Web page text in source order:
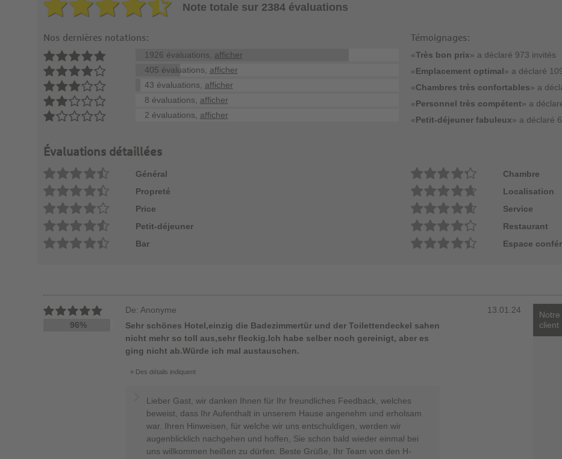
Note totale sur 2384 évaluations
Nos dernières notations:
1926 évaluations, afficher
405 évaluations, afficher
43 évaluations, afficher
8 évaluations, afficher
2 évaluations, afficher
Témoignages:
«Très bon prix» a déclaré 973 invités
«Emplacement optimal» a déclaré
«Chambres très confortables» a
«Personnel très compétent» a
«Petit-déjeuner fabuleux» a déclaré
Évaluations détaillées
Général
Chambre
Propreté
Localisation
Price
Service
Petit-déjeuner
Restaurant
Bar
Espace
96%
De: Anonyme
Sehr schönes Hotel,einzig die Badezimmertür und der Toilettendeckel sahen
nicht mehr so toll aus,sehr fleckig.Ich habe selber noch gereinigt, aber es
ging nicht ab.Würde ich mal austauschen.
Des détails indiquent
Lieber Gast, wir danken Ihnen für Ihr freundliches Feedback, welches
beweist, dass Ihr Aufenthalt in unserem Hause angenehm und erholsam
war. Ihren Hinweisen, für welche wir uns entschuldigen, werden wir
augenblicklich nachgehen und hoffen, Sie schon bald wieder einmal bei
uns willkommen heißen zu dürfen. Beste Grüße, Ihr Team von den H-
13.01.24
client